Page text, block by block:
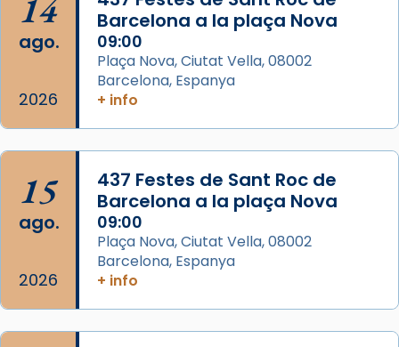
seu germà Joan i Pere un dels que
acompanyava més de prop Jesús.
Segons el llibre dels Fets (12,2) fou el primer
apòstol màrtir, decapitat a Jerusalem per
Herodes Agripa (vers l'any 44).
Regnes castellans i més tard de tota
Espanya.
El seu sepulcre a Compostela fou un g
Foto
14
ago.
2026
Barcelona a la plaça Nova
09:00
Plaça Nova, Ciutat Vella, 08002
Barcelona, Espanya
+ info
15
ago.
2026
437 Festes de Sant Roc de
Barcelona a la plaça Nova
09:00
Plaça Nova, Ciutat Vella, 08002
Barcelona, Espanya
+ info